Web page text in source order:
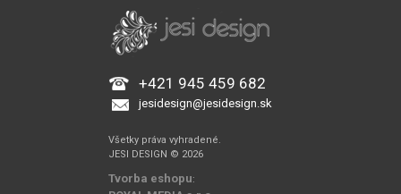
+421 945 459 682
jesidesign@jesidesign.sk
Všetky práva vyhradené.
JESI DESIGN © 2026
Tvorba eshopu: